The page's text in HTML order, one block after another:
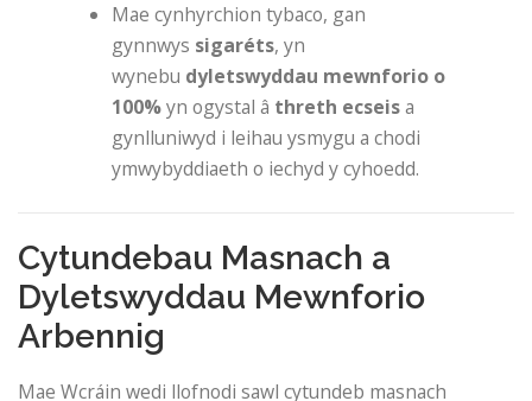
Mae cynhyrchion tybaco, gan
gynnwys sigaréts, yn
wynebu dyletswyddau mewnforio o
100%yn ogystal â threth ecseisa
gynlluniwyd i leihau ysmygu a chodi
ymwybyddiaeth o iechyd y cyhoedd.
Cytundebau Masnach a
Dyletswyddau Mewnforio
Arbennig
Mae Wcráin wedi llofnodi sawl cytundeb masnach